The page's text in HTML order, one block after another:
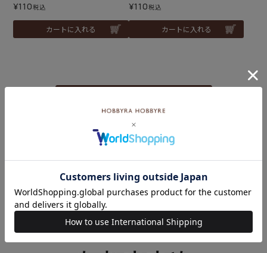
¥110税込
カートに入れる
¥110税込
カートに入れる
編み物材料セットの商品一覧はこちら
こちらのキーワード